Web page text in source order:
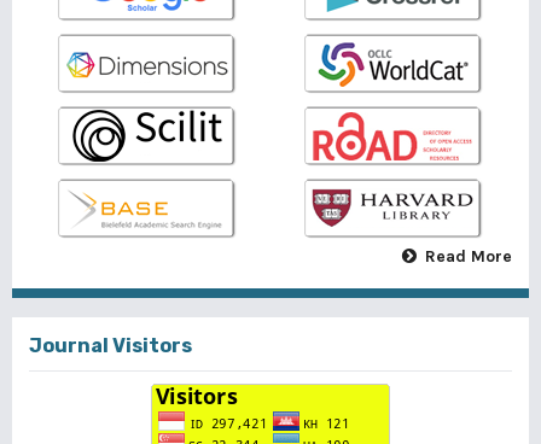
Read More
Journal Visitors